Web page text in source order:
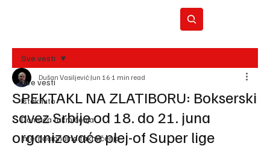
REC
Sve vesti
Istaknuto
Domaća takmičenja
Internacionalna takmičenja
Sve vesti
SPEKTAKL NA ZLATIBORU: Bokserski
savez Srbije od 18. do 21. juna
organizovaće plej-of Super lige
Dušan VasiljevićJun 16 1 min read